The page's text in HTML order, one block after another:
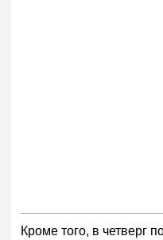
Кроме того, в четверг